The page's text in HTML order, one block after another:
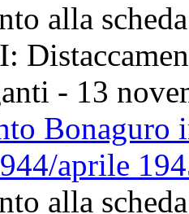
aprile